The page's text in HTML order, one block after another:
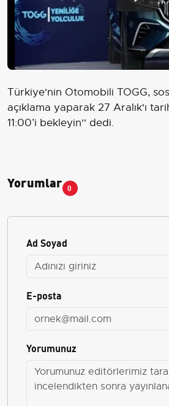
Türkiye'nin Otomobili TOGG,
açıklama yaparak 27 Aralık'ı
11:00’i bekleyin'' dedi.
Yorumlar 0
Ad Soyad
E-posta
Yorumunuz